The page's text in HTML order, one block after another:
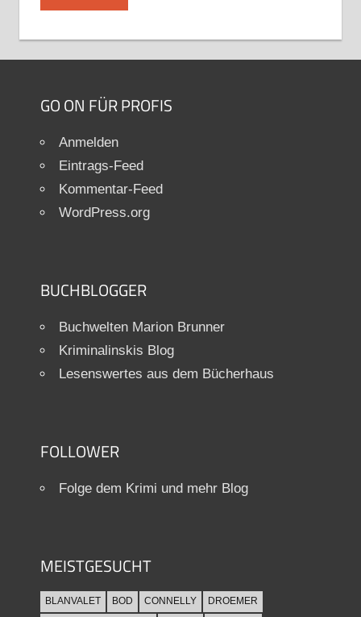
GO ON FÜR PROFIS
Anmelden
Eintrags-Feed
Kommentar-Feed
WordPress.org
BUCHBLOGGER
Buchwelten Marion Brunner
Kriminalinskis Blog
Lesenswertes aus dem Bücherhaus
FOLLOWER
Folge dem Krimi und mehr Blog
MEISTGESUCHT
BLANVALET BOD CONNELLY
DROEMER